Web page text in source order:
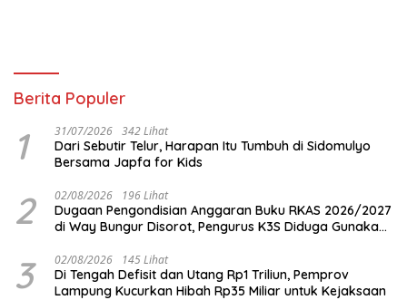
Berita Populer
1 31/07/2026 342 Lihat
Dari Sebutir Telur, Harapan Itu Tumbuh di Sidomulyo
Bersama Japfa for Kids
2 02/08/2026 196 Lihat
Dugaan Pengondisian Anggaran Buku RKAS 2026/2027
di Way Bungur Disorot, Pengurus K3S Diduga Gunakan
3 02/08/2026 145 Lihat
Di Tengah Defisit dan Utang Rp1 Triliun, Pemprov
Lampung Kucurkan Hibah Rp35 Miliar untuk Kejaksaan